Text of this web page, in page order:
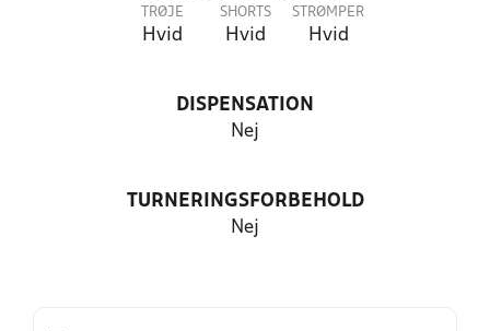
TRØJE
Hvid
SHORTS
Hvid
STRØMPER
Hvid
DISPENSATION
Nej
TURNERINGSFORBEHOLD
Nej